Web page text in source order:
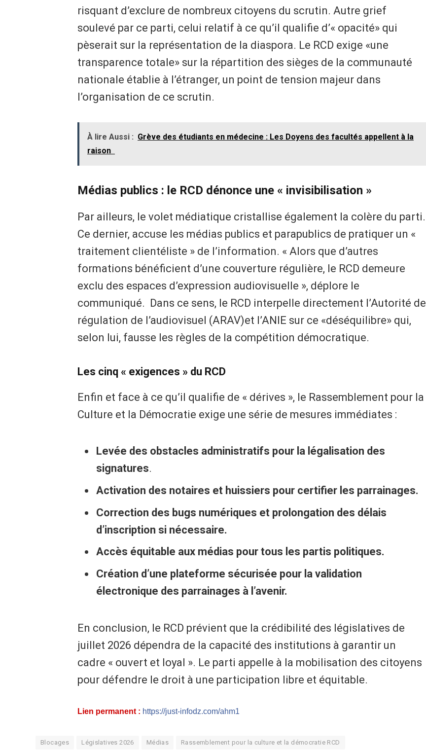
risquant d’exclure de nombreux citoyens du scrutin. Autre grief
soulevé par ce parti, celui relatif à ce qu’il qualifie d’« opacité» qui
pèserait sur la représentation de la diaspora. Le RCD exige «une
transparence totale» sur la répartition des sièges de la communauté
nationale établie à l’étranger, un point de tension majeur dans
l’organisation de ce scrutin.
À lire Aussi : Grève des étudiants en médecine : Les Doyens des facultés appellent à la
raison
Médias publics : le RCD dénonce une « invisibilisation »
Par ailleurs, le volet médiatique cristallise également la colère du parti.
Ce dernier, accuse les médias publics et parapublics de pratiquer un «
traitement clientéliste » de l’information. « Alors que d’autres
formations bénéficient d’une couverture régulière, le RCD demeure
exclu des espaces d’expression audiovisuelle », déplore le
communiqué. Dans ce sens, le RCD interpelle directement l’Autorité de
régulation de l’audiovisuel (ARAV)et l’ANIE sur ce «déséquilibre» qui,
selon lui, fausse les règles de la compétition démocratique.
Les cinq « exigences » du RCD
Enfin et face à ce qu’il qualifie de « dérives », le Rassemblement pour la
Culture et la Démocratie exige une série de mesures immédiates :
Levée des obstacles administratifs pour la légalisation des
signatures.
Activation des notaires et huissiers pour certifier les parrainages.
Correction des bugs numériques et prolongation des délais
d’inscription si nécessaire.
Accès équitable aux médias pour tous les partis politiques.
Création d’une plateforme sécurisée pour la validation
électronique des parrainages à l’avenir.
En conclusion, le RCD prévient que la crédibilité des législatives de
juillet 2026 dépendra de la capacité des institutions à garantir un
cadre « ouvert et loyal ». Le parti appelle à la mobilisation des citoyens
pour défendre le droit à une participation libre et équitable.
Lien permanent : https://just-infodz.com/ahm1
Blocages Législatives 2026 Médias Rassemblement pour la culture et la démocratie RCD